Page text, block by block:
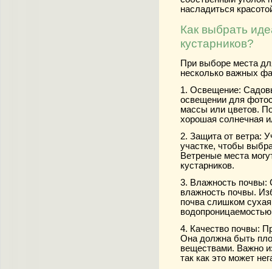
насладиться
Как выбрать
кустарников?
При выборе места
несколько важных
1. Освещение:
освещении для
массы или цветов.
хорошая солнечная
2. Защита от ветра:
участке, чтобы
Ветреные места
кустарников.
3. Влажность почвы:
влажность почвы.
почва слишком
4. Качество почвы:
Она должна быть
веществами. Важно
так как это может